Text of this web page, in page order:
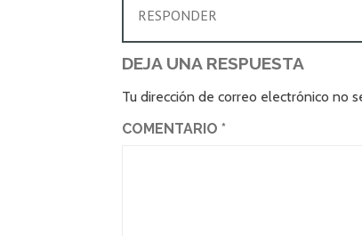
RESPONDER
DEJA UNA RESPUESTA
Tu dirección de correo electrónico no
COMENTARIO*